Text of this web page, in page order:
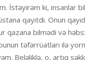
İstəyirəm ki, insanlar
qayıtdı. Onun
qazana bilmədi və
təfərrüatları ilə
Beləliklə, o, artıq